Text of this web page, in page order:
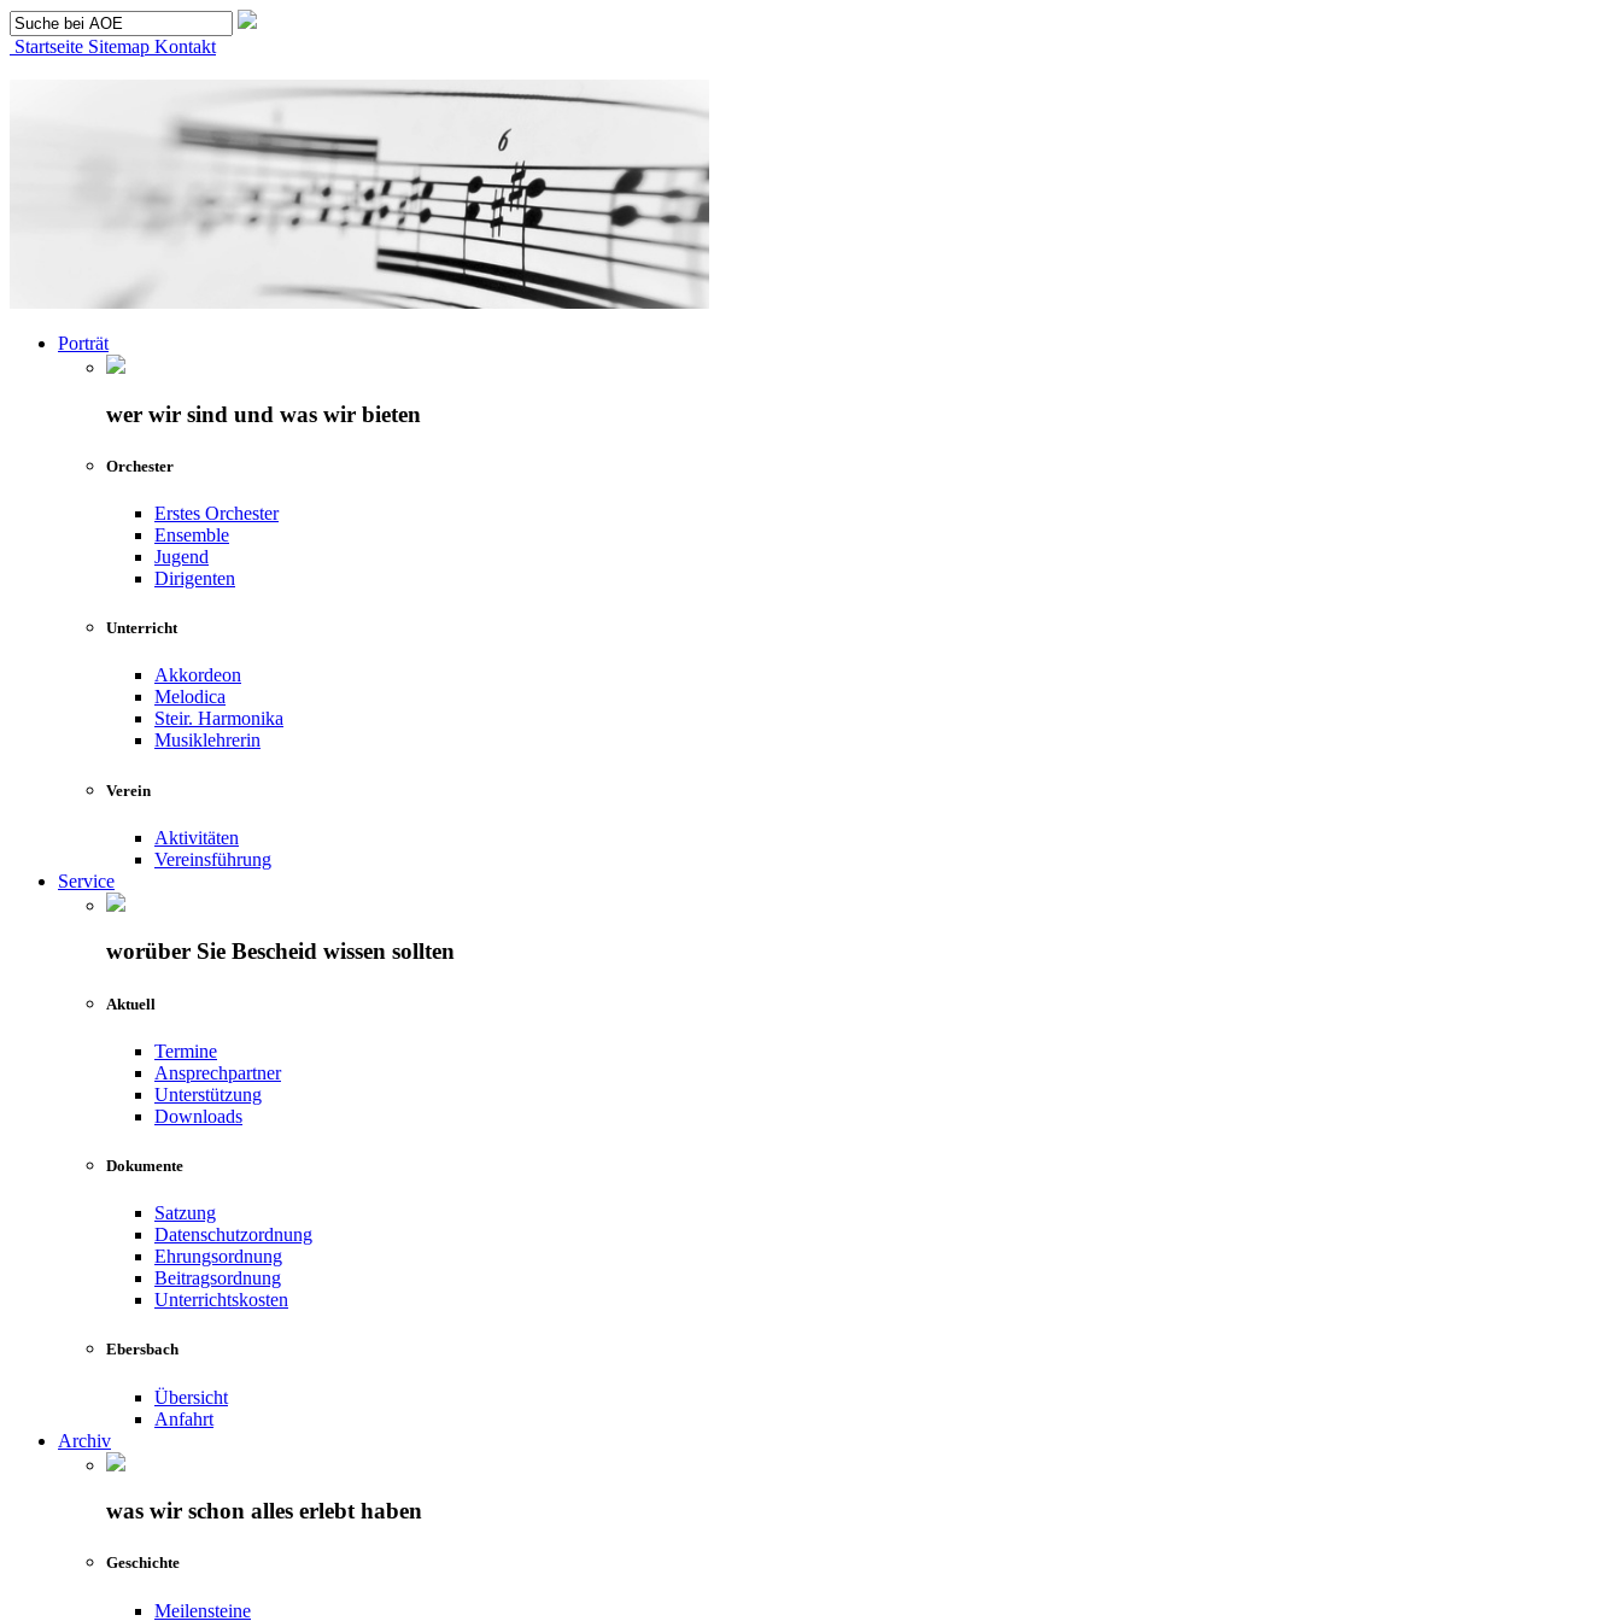
Startseite Sitemap Kontakt
Porträt
wer wir sind und was wir bieten
Orchester
Erstes Orchester
Ensemble
Jugend
Dirigenten
Unterricht
Akkordeon
Melodica
Steir. Harmonika
Musiklehrerin
Verein
Aktivitäten
Vereinsführung
Service
worüber Sie Bescheid wissen sollten
Aktuell
Termine
Ansprechpartner
Unterstützung
Downloads
Dokumente
Satzung
Datenschutzordnung
Ehrungsordnung
Beitragsordnung
Unterrichtskosten
Ebersbach
Übersicht
Anfahrt
Archiv
was wir schon alles erlebt haben
Geschichte
Meilensteine